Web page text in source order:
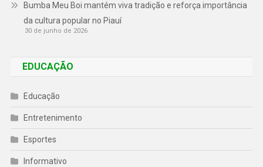
Bumba Meu Boi mantém viva tradição e reforça importância
da cultura popular no Piauí
30 de junho de 2026
EDUCAÇÃO
Educação
Entretenimento
Esportes
Informativo